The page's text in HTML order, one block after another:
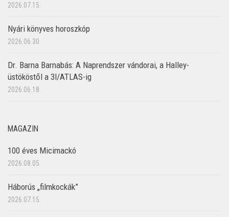
2026.07.15.
Nyári könyves horoszkóp
2026.06.30.
Dr. Barna Barnabás: A Naprendszer vándorai, a Halley-
üstököstől a 3I/ATLAS-ig
2026.06.18.
MAGAZIN
100 éves Micimackó
2026.08.05.
Háborús „filmkockák”
2026.07.15.